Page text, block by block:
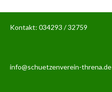
Kontakt: 034293 / 32759
info@schuetzenverein-threna.de